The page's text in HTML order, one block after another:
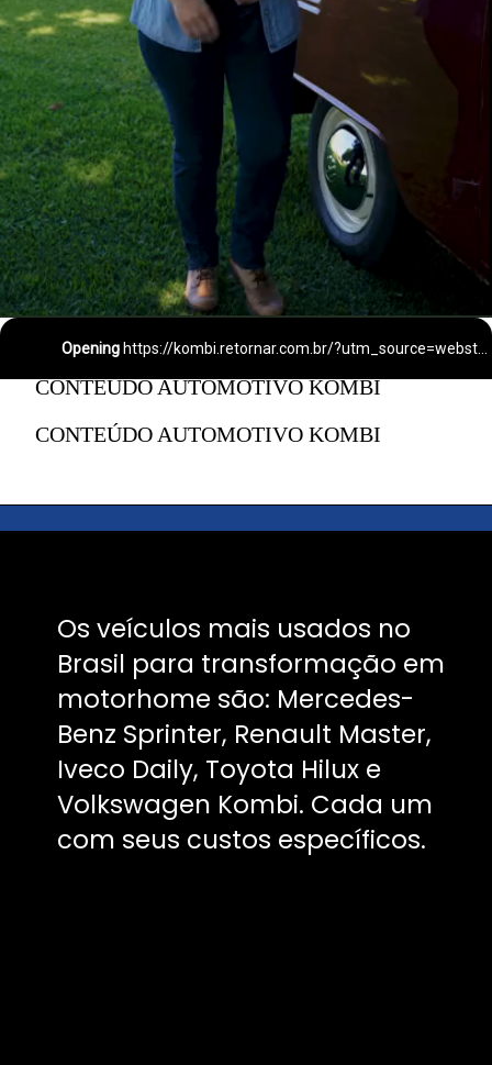
Opening
CONTEÚDO AUTOMOTIVO KOMBI
CONTEÚDO AUTOMOTIVO KOMBI
Os veículos mais usados no
Brasil para transformação em
motorhome são: Mercedes-
Benz Sprinter, Renault Master,
Iveco Daily, Toyota Hilux e
Volkswagen Kombi. Cada um
com seus custos específicos.